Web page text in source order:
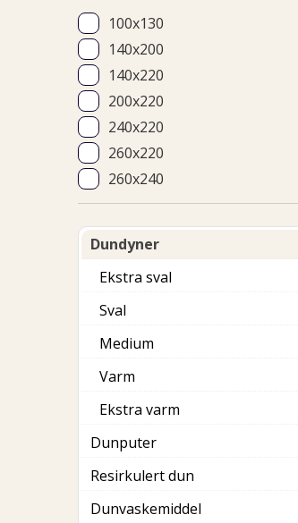
100x130
140x200
140x220
200x220
240x220
260x220
260x240
Dundyner
Ekstra sval
Sval
Medium
Varm
Ekstra varm
Dunputer
Resirkulert dun
Dunvaskemiddel